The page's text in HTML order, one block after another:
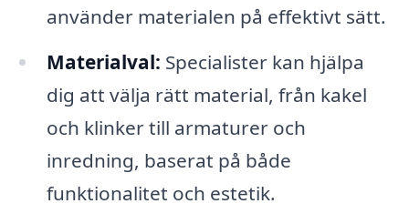
använder materialen på effektivt sätt.
Materialval: Specialister kan hjälpa
dig att välja rätt material, från kakel
och klinker till armaturer och
inredning, baserat på både
funktionalitet och estetik.